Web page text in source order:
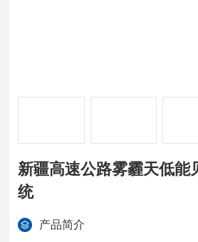
新疆高速公路雾霾天低能
统
产品简介